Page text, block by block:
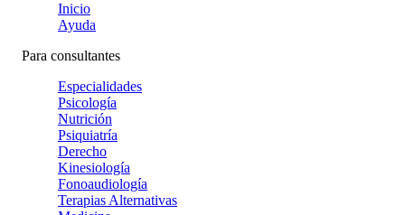
Inicio
Ayuda
Para consultantes
Especialidades
Psicología
Nutrición
Psiquiatría
Derecho
Kinesiología
Fonoaudiología
Terapias Alternativas